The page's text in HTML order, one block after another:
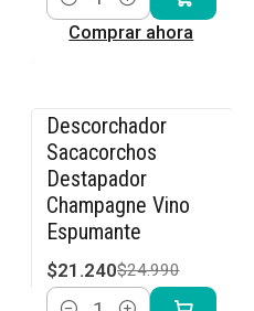
Cantidad
Comprar ahora
-15% OFF
Descorchador
Sacacorchos
Destapador
Champagne Vino
Espumante
$21.240$24.990